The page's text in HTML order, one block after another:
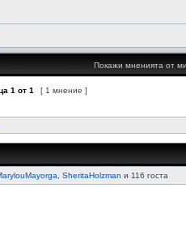
Покажи мненията от
1 от 1 [ 1 мнение ]
SheritaHolzman и 116 госта